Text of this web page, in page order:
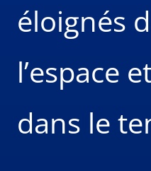
éloignés
l’espace
dans le